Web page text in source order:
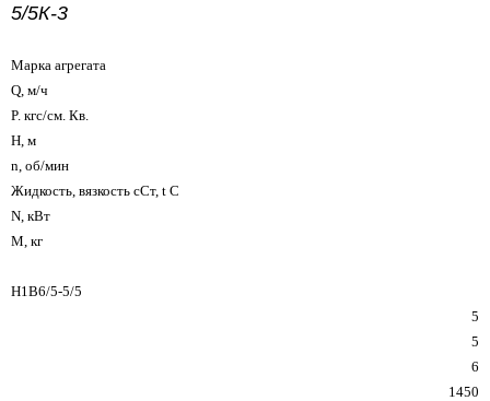
5/5К-3
Марка агрегата
Q, м/ч
P. кгс/см. Кв.
Н, м
n, об/мин
Жидкость, вязкость сСт, t C
N, кВт
M, кг
Н1В6/5-5/5
5
5
6
1450